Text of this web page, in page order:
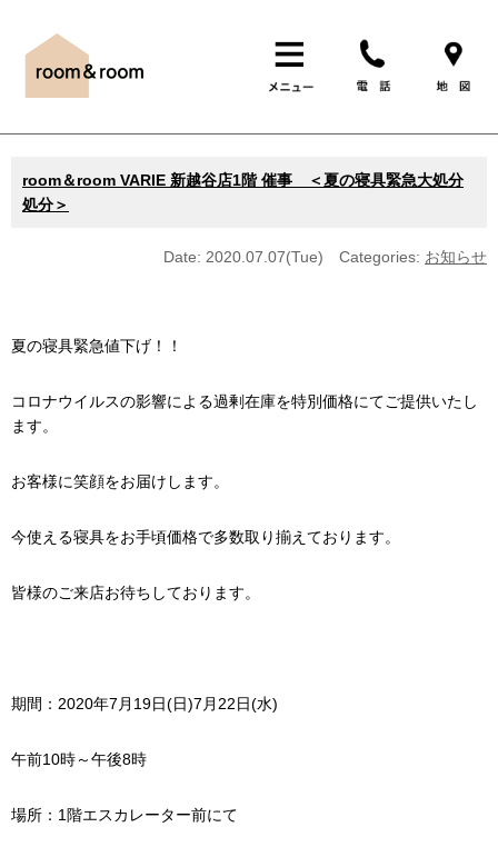
room＆room VARIE 新越谷店1階 催事 ＜夏の寝具緊急大処分
処分＞
Date: 2020.07.07(Tue) Categories: お知らせ
夏の寝具緊急値下げ！！
コロナウイルスの影響による過剰在庫を特別価格にてご提供いたし
ます。
お客様に笑顔をお届けします。
今使える寝具をお手頃価格で多数取り揃えております。
皆様のご来店お待ちしております。
期間：2020年7月19日(日)7月22日(水)
午前10時～午後8時
場所：1階エスカレーター前にて